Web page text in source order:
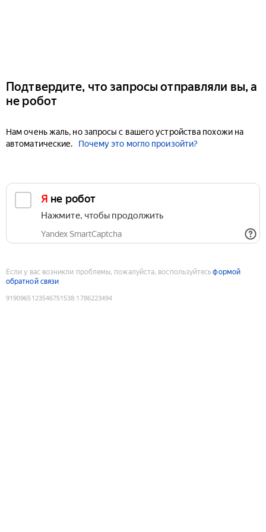
Подтвердите, что запросы отправляли вы, а
не робот
Нам очень жаль, но запросы с вашего устройства похожи на
автоматические.
Почему это могло произойти?
Я не робот
Нажмите, чтобы продолжить
Yandex SmartCaptcha
Если у вас возникли проблемы, пожалуйста, воспользуйтесьформой
обратной связи
9190965123546751538:1786223494